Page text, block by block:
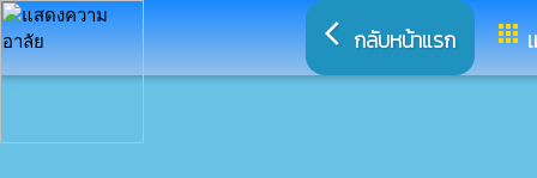
arrow_back_ios กลับหน้าแรก apps